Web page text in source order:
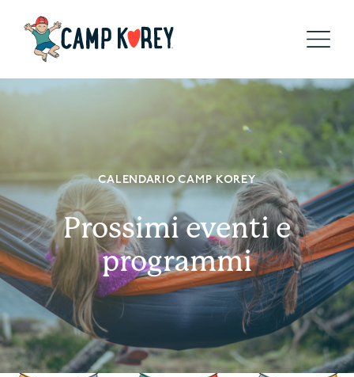
CALENDARIO CAMP KOREY
Prossimi eventi e
programmi